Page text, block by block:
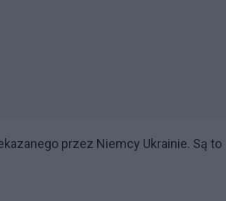
przez Niemcy Ukrainie. Są to